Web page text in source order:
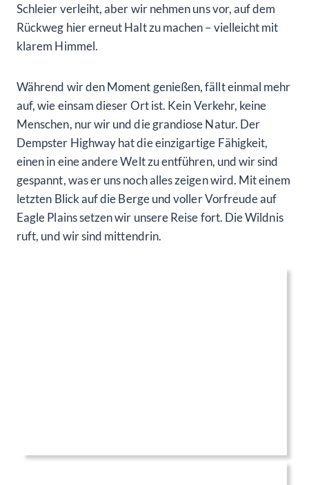
Schleier verleiht, aber wir nehmen uns vor, auf dem
Rückweg hier erneut Halt zu machen – vielleicht mit
klarem Himmel.
Während wir den Moment genießen, fällt einmal mehr
auf, wie einsam dieser Ort ist. Kein Verkehr, keine
Menschen, nur wir und die grandiose Natur. Der
Dempster Highway hat die einzigartige Fähigkeit,
einen in eine andere Welt zu entführen, und wir sind
gespannt, was er uns noch alles zeigen wird. Mit einem
letzten Blick auf die Berge und voller Vorfreude auf
Eagle Plains setzen wir unsere Reise fort. Die Wildnis
ruft, und wir sind mittendrin.